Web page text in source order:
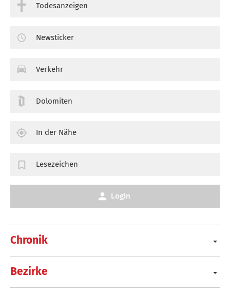
Chronik
Bezirke
Todesanzeigen
Newsticker
Verkehr
Dolomiten
In der Nähe
Lesezeichen
Login